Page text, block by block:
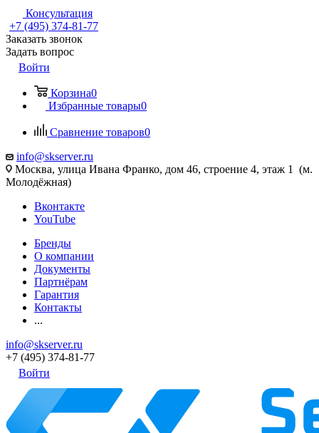
Консультация
+7 (495) 374-81-77
Заказать звонок
Задать вопрос
Войти
Корзина0
Избранные товары0
Сравнение товаров0
info@skserver.ru
Москва, улица Ивана Франко, дом 46, строение 4, этаж 1 (м.
Молодёжная)
Вконтакте
YouTube
Бренды
О компании
Документы
Партнёрам
Гарантия
Контакты
...
info@skserver.ru
+7 (495) 374-81-77
Войти